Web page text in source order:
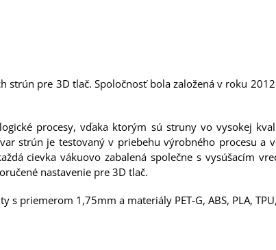
strún pre 3D tlač. Spoločnosť bola založená v roku
procesy, vďaka ktorým sú struny vo vysokej
strún je testovaný v priebehu výrobného procesu a
cievka vákuovo zabalená společne s vysúšacím
nastavenie pre 3D tlač.
priemerom 1,75mm a materiály PET-G, ABS, PLA,